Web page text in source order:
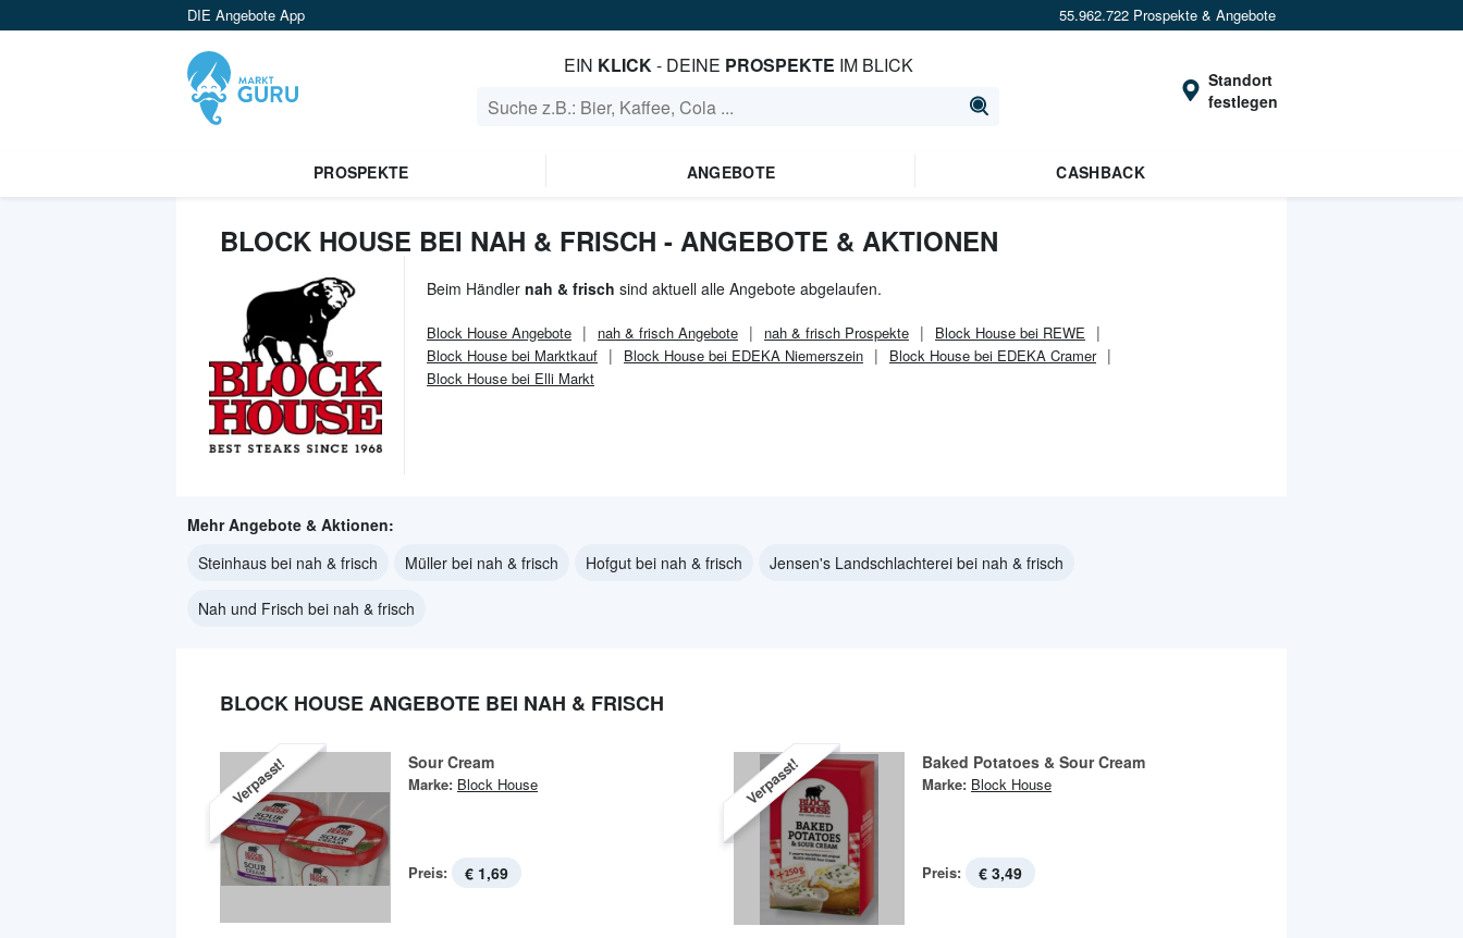
DIE Angebote App 55.962.722 Prospekte & Angebote
EIN KLICK- DEINE PROSPEKTE IM BLICK
Standort
festlegen
PROSPEKTE ANGEBOTE CASHBACK
BLOCK HOUSE BEI NAH & FRISCH - ANGEBOTE & AKTIONEN
Beim Händler nah & frisch sind aktuell alle Angebote abgelaufen.
Block House Angebote nah & frisch Angebote nah & frisch Prospekte
Block House bei REWE
Block House bei Marktkauf
Block House bei EDEKA Niemerszein
Block House bei EDEKA Cramer
Block House bei Elli Markt
Mehr Angebote & Aktionen:
Steinhaus bei nah & frisch
Müller bei nah & frisch Hofgut bei nah & frisch Jensen's Landschlachterei bei nah & frisch
Nah und Frisch bei nah & frisch
BLOCK HOUSE ANGEBOTE BEI NAH & FRISCH
Verpasst! Sour Cream
Marke: Block House
Preis: € 1,69
Verpasst! Baked Potatoes & Sour Cream
Marke: Block House
Preis: € 3,49